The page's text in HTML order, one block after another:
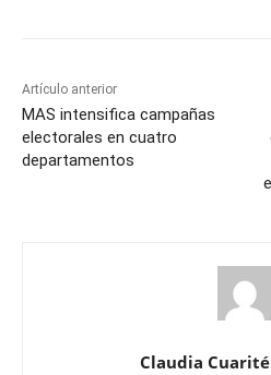
Artículo anterior
MAS intensifica campañas
electorales en cuatro
departamentos
Claudia